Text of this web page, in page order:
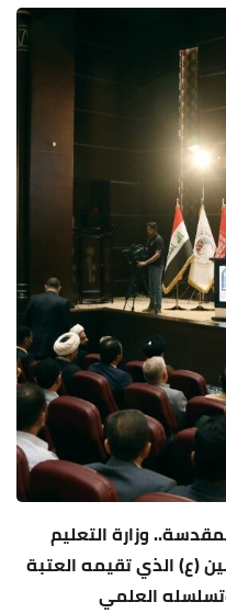
وزارة التعليم
(ع) الذي تقيمه العتبة
العلمي